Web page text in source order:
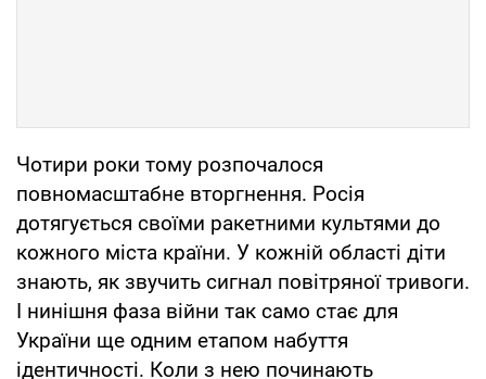
Чотири роки тому розпочалося
повномасштабне вторгнення. Росія
дотягується своїми ракетними культями до
кожного міста країни. У кожній області діти
знають, як звучить сигнал повітряної тривоги.
І нинішня фаза війни так само стає для
України ще одним етапом набуття
ідентичності. Коли з нею починають